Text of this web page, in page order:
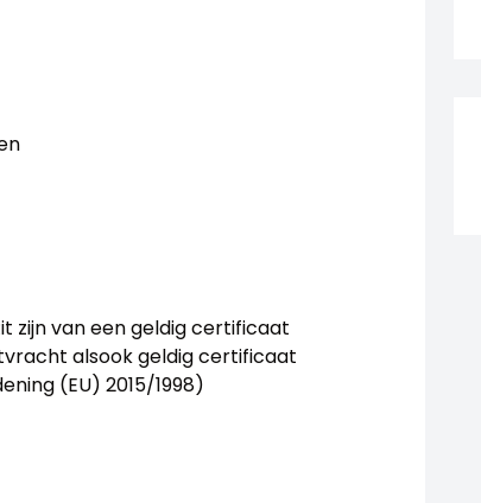
zijn van een geldig certificaat
alsook geldig certificaat
(EU) 2015/1998)